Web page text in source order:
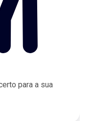
para a sua